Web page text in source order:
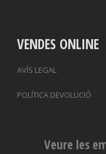
VENDES ONLINE
AVÍS LEGAL
POLÍTICA DEVOLUCIÓ
Veure les